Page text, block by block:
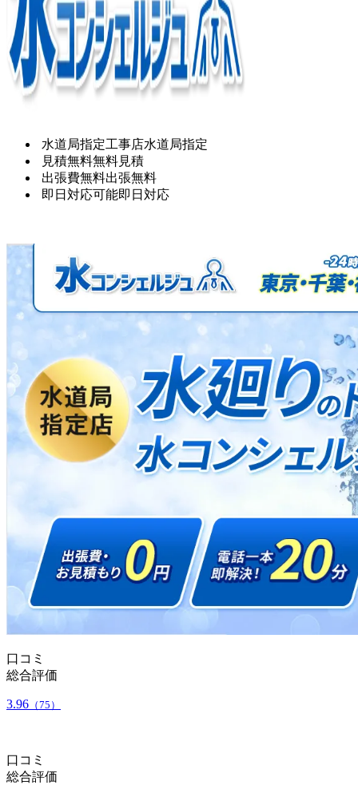
水道局指定工事店水道局指定
見積無料無料見積
出張費無料出張無料
即日対応可能即日対応
口コミ
総合評価
3.96 （75）
口コミ
総合評価